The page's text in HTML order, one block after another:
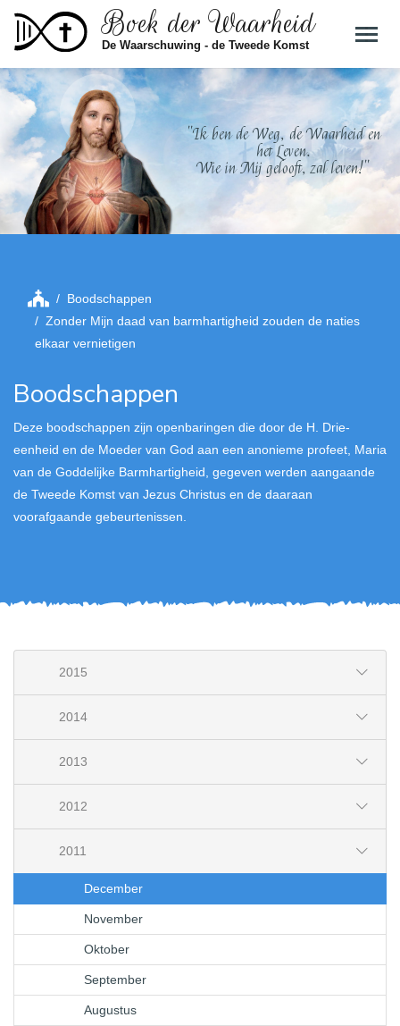
Skip to main contentBoek der Waarheid
De Waarschuwing - de Tweede Komst
"Ik ben de Weg, de Waarheid en
het Leven.
Wie in Mij gelooft, zal leven!"
Boodschappen
Zonder Mijn daad van barmhartigheid zouden de naties
elkaar vernietigen
Boodschappen
Deze boodschappen zijn openbaringen die door de H. Drie-
eenheid en de Moeder van God aan een anonieme profeet, Maria
van de Goddelijke Barmhartigheid, gegeven werden aangaande
de Tweede Komst van Jezus Christus en de daaraan
voorafgaande gebeurtenissen.
2015
2014
2013
2012
2011
December
November
Oktober
September
Augustus